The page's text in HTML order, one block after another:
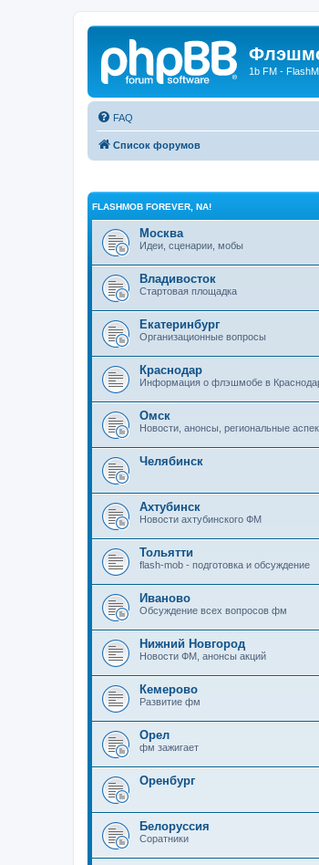
1b FM -
FAQ
Список форумов
FLASHMOB FOREVER, NA!
Москва
Идеи, сценарии, мобы
Владивосток
Стартовая площадка
Екатеринбург
Организационные вопросы
Краснодар
Информация о флэшмобе в
Омск
Новости, анонсы, региональные
Челябинск
Ахтубинск
Новости ахтубинского ФМ
Тольятти
flash-mob - подготовка и обсуждение
Иваново
Обсуждение всех вопросов фм
Нижний Новгород
Новости ФМ, анонсы акций
Кемерово
Развитие фм
Орел
фм зажигает
Оренбург
Белоруссия
Соратники